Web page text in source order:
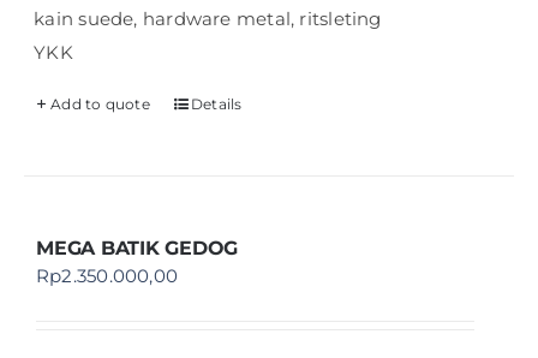
kain suede, hardware metal, ritsleting
YKK
Add to quote Details
MEGA BATIK GEDOG
Rp2.350.000,00